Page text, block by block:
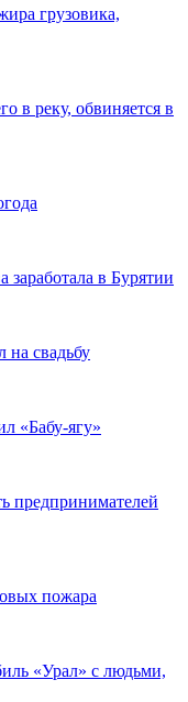
грузовика,
в реку, обвиняется в
заработала в Бурятии
на свадьбу
«Бабу-ягу»
предпринимателей
пожара
«Урал» с людьми,